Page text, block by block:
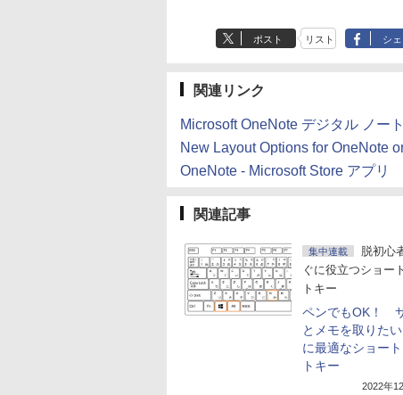
ポスト リスト シ
関連リンク
Microsoft OneNote デジタル ノー
New Layout Options for OneNote
OneNote - Microsoft Store アプリ
関連記事
集中連載
脱初心
ぐに役立つショー
トキー
ペンでもOK！
とメモを取りたい
に最適なショー
トキー
2022年